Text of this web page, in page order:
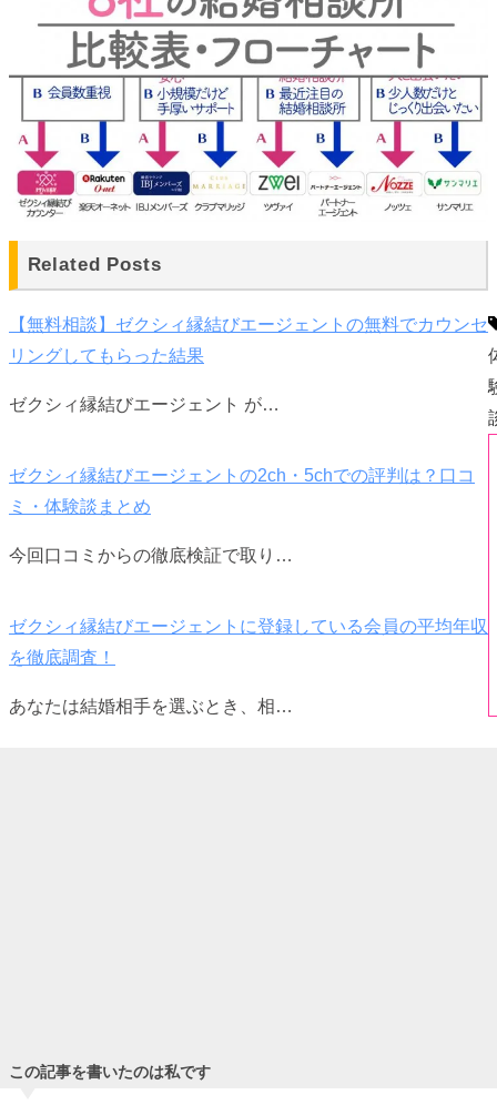
Related Posts
【無料相談】ゼクシィ縁結びエージェントの無料でカウンセ
リングしてもらった結果
ゼクシィ縁結びエージェント が…
ゼクシィ縁結びエージェントの2ch・5chでの評判は？口コ
ミ・体験談まとめ
今回口コミからの徹底検証で取り…
ゼクシィ縁結びエージェントに登録している会員の平均年収
を徹底調査！
あなたは結婚相手を選ぶとき、相…
この記事を書いたのは私です